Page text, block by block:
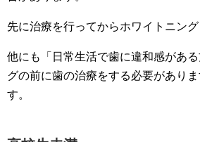
先に治療を行ってからホワイトニング
他にも「日常生活で歯に違和感があ
グの前に歯の治療をする必要があり
す。